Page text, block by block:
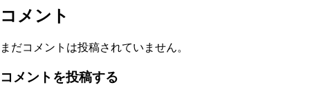
コメント
まだコメントは投稿されていません。
コメントを投稿する